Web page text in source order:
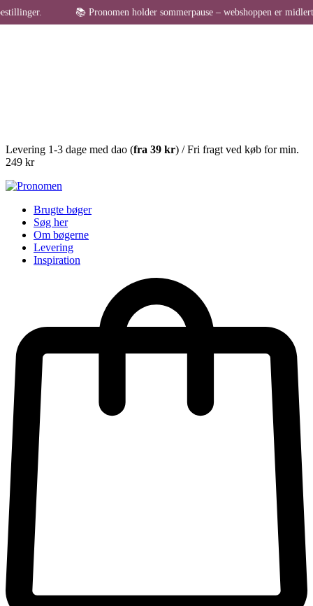
Levering 1-3 dage med dao (fra 39 kr) / Fri fragt ved køb for min.
249 kr
Brugte bøger
Søg her
Om bøgerne
Levering
Inspiration
📚 Pronomen holder sommerpause – webshoppen er